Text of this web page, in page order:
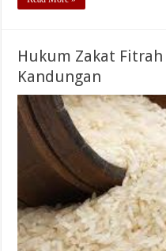
Hukum Zakat
Kandungan